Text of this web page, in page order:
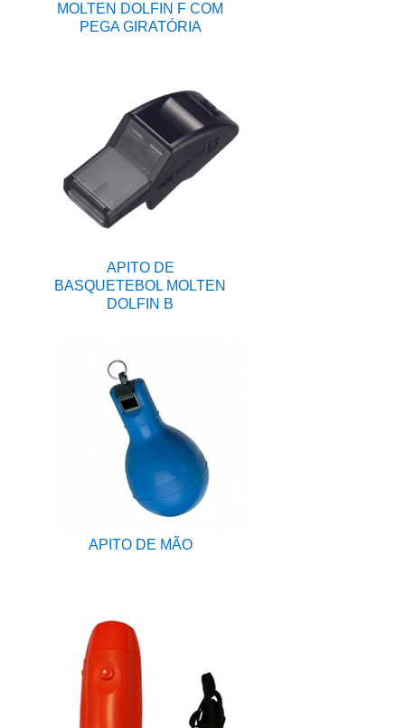
MOLTEN DOLFIN F COM
PEGA GIRATÓRIA
APITO DE
BASQUETEBOL MOLTEN
DOLFIN B
APITO DE MÃO